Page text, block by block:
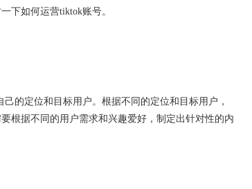
下如何运营tiktok账号。
的定位和目标用户。根据不同的定位和目标用户，
根据不同的用户需求和兴趣爱好，制定出针对性的内